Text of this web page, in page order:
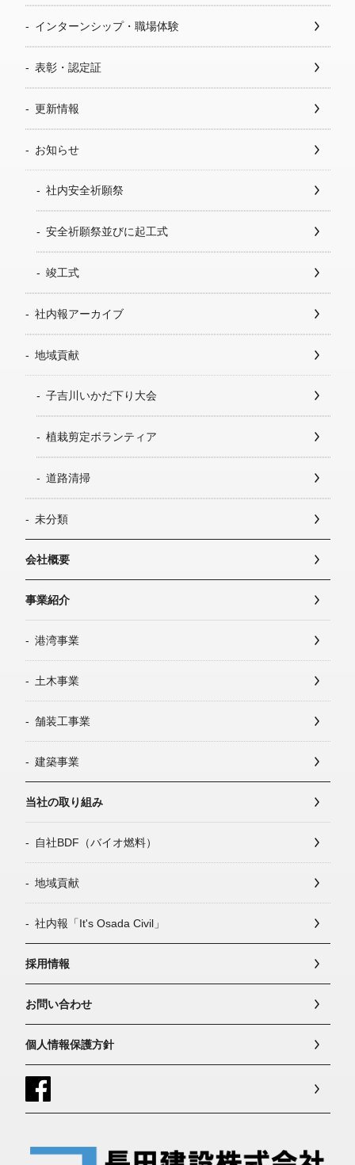
インターンシップ・職場体験
表彰・認定証
更新情報
お知らせ
社内安全祈願祭
安全祈願祭並びに起工式
竣工式
社内報アーカイブ
地域貢献
子吉川いかだ下り大会
植栽剪定ボランティア
道路清掃
未分類
会社概要
事業紹介
港湾事業
土木事業
舗装工事業
建築事業
当社の取り組み
自社BDF（バイオ燃料）
地域貢献
社内報「It's Osada Civil」
採用情報
お問い合わせ
個人情報保護方針